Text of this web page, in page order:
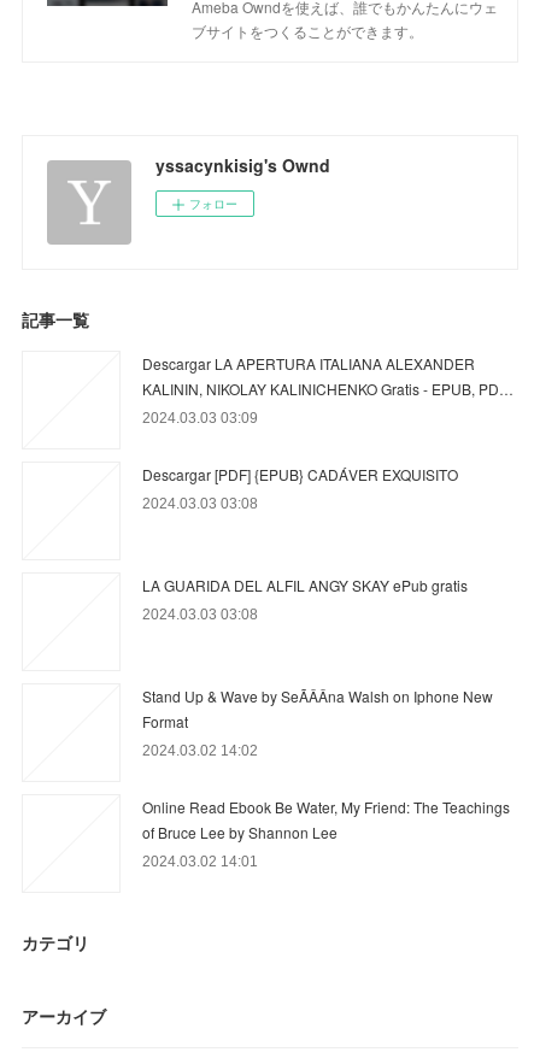
Ameba Owndを使えば、誰でもかんたんにウェ
ブサイトをつくることができます。
yssacynkisig's Ownd
フォロー
記事一覧
Descargar LA APERTURA ITALIANA ALEXANDER
KALININ, NIKOLAY KALINICHENKO Gratis - EPUB, PD…
2024.03.03 03:09
Descargar [PDF] {EPUB} CADÁVER EXQUISITO
2024.03.03 03:08
LA GUARIDA DEL ALFIL ANGY SKAY ePub gratis
2024.03.03 03:08
Stand Up & Wave by SeÃÂÂna Walsh on Iphone New
Format
2024.03.02 14:02
Online Read Ebook Be Water, My Friend: The Teachings
of Bruce Lee by Shannon Lee
2024.03.02 14:01
カテゴリ
アーカイブ